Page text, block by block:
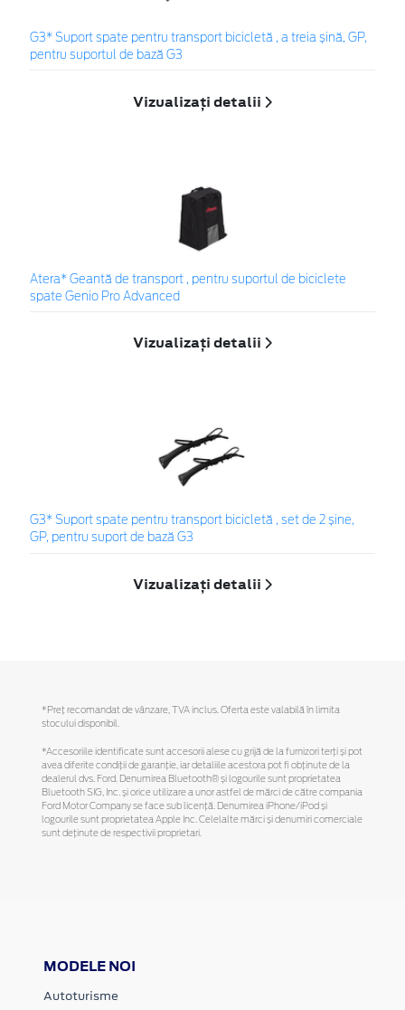
G3* Suport spate pentru transport bicicletă , a treia șină, GP,
pentru suportul de bază G3
Vizualizați detalii
Atera* Geantă de transport , pentru suportul de biciclete
spate Genio Pro Advanced
Vizualizați detalii
G3* Suport spate pentru transport bicicletă , set de 2 șine,
GP, pentru suport de bază G3
Vizualizați detalii
*Preţ recomandat de vânzare, TVA inclus. Oferta este valabilă în limita
stocului disponibil.
*Accesoriile identificate sunt accesorii alese cu grijă de la furnizori terți și pot
avea diferite condiții de garanție, iar detaliile acestora pot fi obținute de la
dealerul dvs. Ford. Denumirea Bluetooth® și logourile sunt proprietatea
Bluetooth SIG, Inc. și orice utilizare a unor astfel de mărci de către compania
Ford Motor Company se face sub licență. Denumirea iPhone/iPod și
logourile sunt proprietatea Apple Inc. Celelalte mărci și denumiri comerciale
sunt deținute de respectivii proprietari.
MODELE NOI
Autoturisme